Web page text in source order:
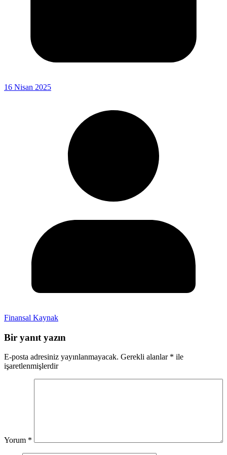
16 Nisan 2025
Finansal Kaynak
Bir yanıt yazın
E-posta adresiniz yayınlanmayacak. Gerekli alanlar * ile
işaretlenmişlerdir
Yorum *